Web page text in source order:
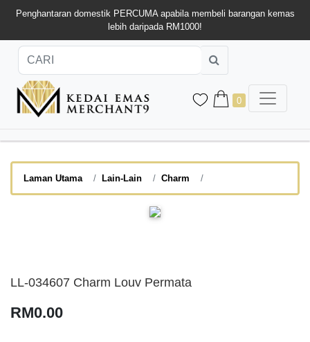
Penghantaran domestik PERCUMA apabila membeli barangan kemas
lebih daripada RM1000!
0
Laman Utama Lain-Lain Charm
LL-034607 Charm Louv Permata
RM0.00